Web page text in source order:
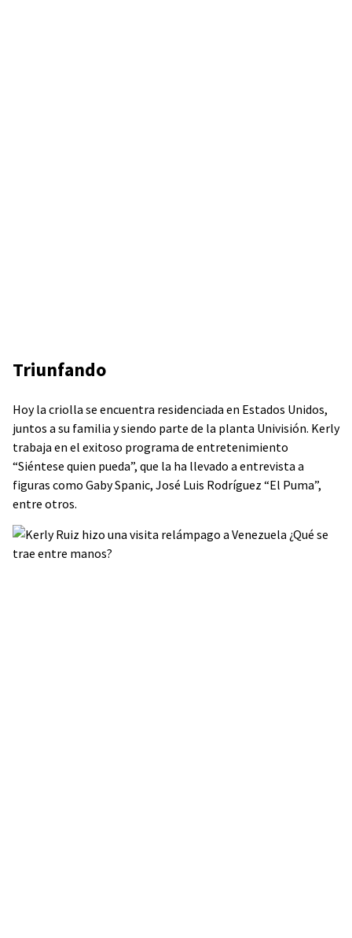
Triunfando
Hoy la criolla se encuentra residenciada en Estados Unidos,
juntos a su familia y siendo parte de la planta Univisión. Kerly
trabaja en el exitoso programa de entretenimiento
“Siéntese quien pueda”, que la ha llevado a entrevista a
figuras como Gaby Spanic, José Luis Rodríguez “El Puma”,
entre otros.